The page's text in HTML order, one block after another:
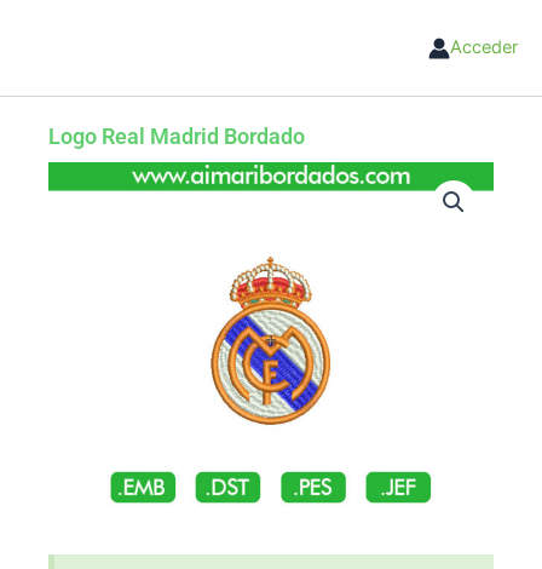
Acceder
Logo Real Madrid Bordado